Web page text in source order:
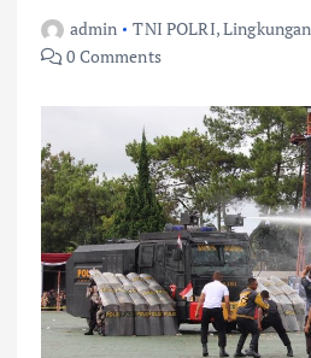
admin TNI POLRI,Lingkungan
0 Comments